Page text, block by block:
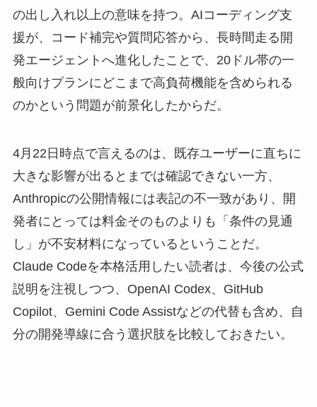
の出し入れ以上の意味を持つ。AIコーディング支
援が、コード補完や質問応答から、長時間走る開
発エージェントへ進化したことで、20ドル帯の一
般向けプランにどこまで高負荷機能を含められる
のかという問題が前景化したからだ。
4月22日時点で言えるのは、既存ユーザーに直ちに
大きな影響が出るとまでは確認できない一方、
Anthropicの公開情報には表記の不一致があり、開
発者にとっては料金そのものよりも「条件の見通
し」が不安材料になっているということだ。
Claude Codeを本格活用したい読者は、今後の公式
説明を注視しつつ、OpenAI Codex、GitHub
Copilot、Gemini Code Assistなどの代替も含め、自
分の開発導線に合う選択肢を比較しておきたい。